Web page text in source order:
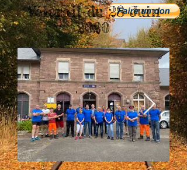
Vélorail du 28 Juin
2020